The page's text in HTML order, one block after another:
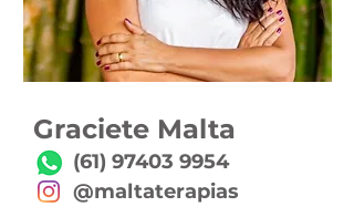
Graciete Malta
(61) 97403 9954
@maltaterapias